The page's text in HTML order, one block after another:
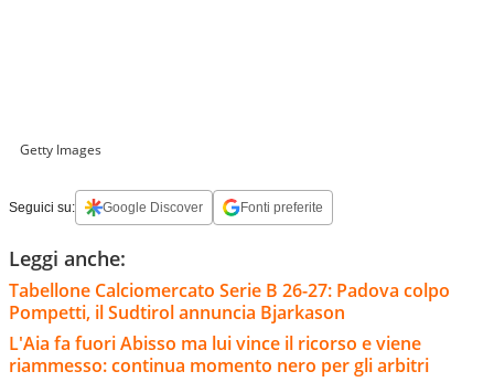
Getty Images
Seguici su: Google Discover Fonti preferite
Leggi anche:
Tabellone Calciomercato Serie B 26-27: Padova colpo
Pompetti, il Sudtirol annuncia Bjarkason
L'Aia fa fuori Abisso ma lui vince il ricorso e viene
riammesso: continua momento nero per gli arbitri